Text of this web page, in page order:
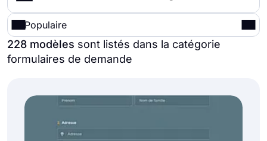
Populaire
228 modèles sont listés dans la catégorie
formulaires de demande